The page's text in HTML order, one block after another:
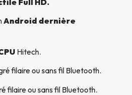
Android dernière
Hitech.
filaire ou sans fil Bluetooth.
filaire ou sans fil Bluetooth.